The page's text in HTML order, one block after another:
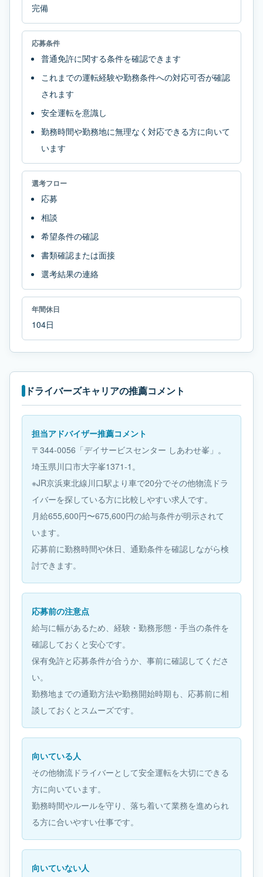
完備
応募条件
普通免許に関する条件を確認できます
これまでの運転経験や勤務条件への対応可否が確認
されます
安全運転を意識し
勤務時間や勤務地に無理なく対応できる方に向いて
います
選考フロー
応募
相談
希望条件の確認
書類確認または面接
選考結果の連絡
年間休日
104日
ドライバーズキャリアの推薦コメント
担当アドバイザー推薦コメント
〒344-0056「デイサービスセンター しあわせ峯」。
埼玉県川口市大字峯1371-1。
※JR京浜東北線川口駅より車で20分でその他物流ドラ
イバーを探している方に比較しやすい求人です。
月給655,600円〜675,600円の給与条件が明示されて
います。
応募前に勤務時間や休日、通勤条件を確認しながら検
討できます。
応募前の注意点
給与に幅があるため、経験・勤務形態・手当の条件を
確認しておくと安心です。
保有免許と応募条件が合うか、事前に確認してくださ
い。
勤務地までの通勤方法や勤務開始時期も、応募前に相
談しておくとスムーズです。
向いている人
その他物流ドライバーとして安全運転を大切にできる
方に向いています。
勤務時間やルールを守り、落ち着いて業務を進められ
る方に合いやすい仕事です。
向いていない人